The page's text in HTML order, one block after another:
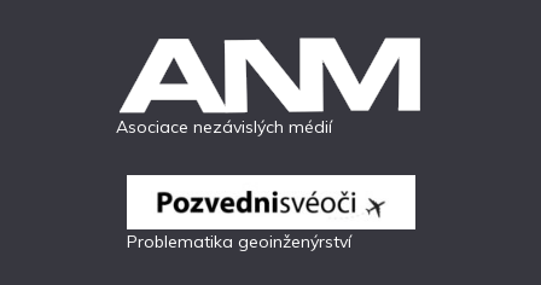
Asociace nezávislých médií
Problematika geoinženýrství